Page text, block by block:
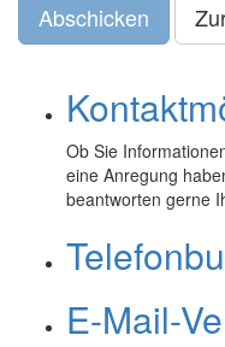
Abschicken
Ob Sie
eine Anregung
beantworten gerne
E-Mail-